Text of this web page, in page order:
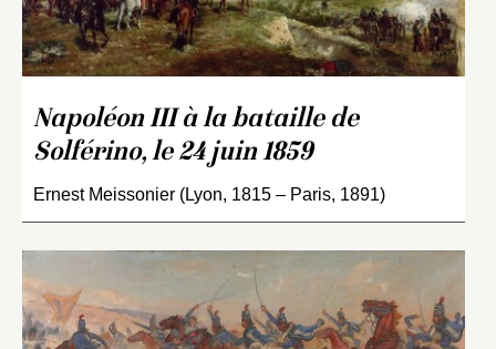
Napoléon III à la bataille de
Solférino, le 24 juin 1859
Ernest Meissonier (Lyon, 1815 – Paris, 1891)